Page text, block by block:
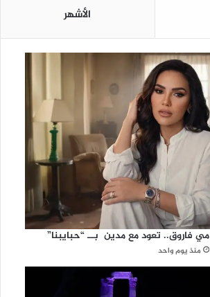
الأشهر
مي فاروق.. تعود مع مدين بــ “حبايبنا”
منذ يوم واحد